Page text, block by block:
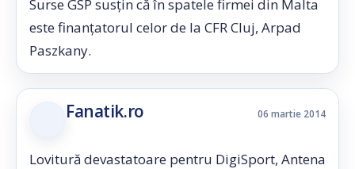
Surse GSP susţin că în spatele firmei din Malta
este finanţatorul celor de la CFR Cluj, Arpad
Paszkany.
Fanatik.ro 06 martie 2014
Lovitură devastatoare pentru DigiSport, Antena